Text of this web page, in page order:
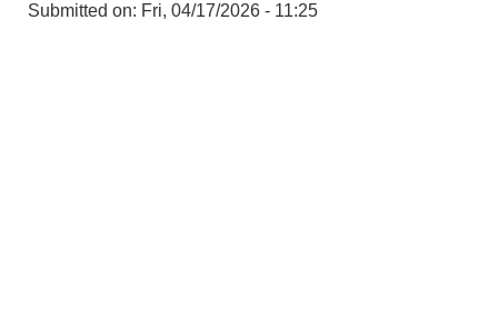
Submitted on: Fri, 04/17/2026 - 11:25